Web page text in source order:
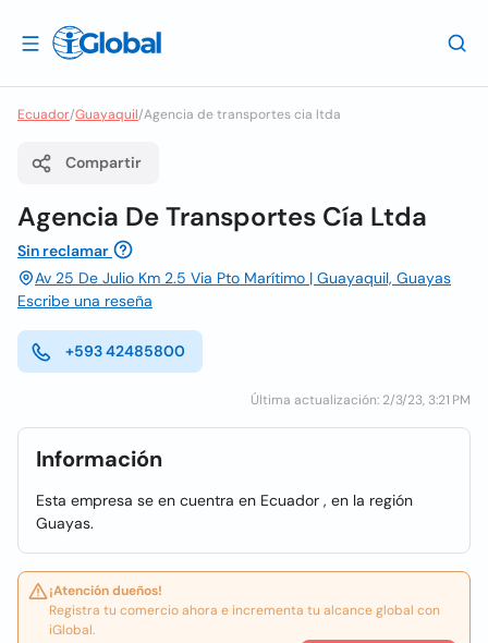
Ecuador/Guayaquil/Agencia de transportes cia ltda
Compartir
Agencia De Transportes Cía Ltda
Sin reclamar
Av 25 De Julio Km 2.5 Via Pto Marítimo | Guayaquil, Guayas
Escribe una reseña
+593 42485800
Última actualización: 2/3/23, 3:21 PM
Información
Esta empresa se en cuentra en Ecuador , en la región
Guayas.
¡Atención dueños!
Registra tu comercio ahora e incrementa tu alcance global con
iGlobal.